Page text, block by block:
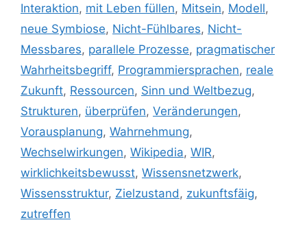
Interaktion, mit Leben füllen, Mitsein, Modell,
neue Symbiose, Nicht-Fühlbares, Nicht-
Messbares, parallele Prozesse, pragmatischer
Wahrheitsbegriff, Programmiersprachen, reale
Zukunft, Ressourcen, Sinn und Weltbezug,
Strukturen, überprüfen, Veränderungen,
Vorausplanung, Wahrnehmung,
Wechselwirkungen, Wikipedia, WIR,
wirklichkeitsbewusst, Wissensnetzwerk,
Wissensstruktur, Zielzustand , zukunftsfäig,
zutreffen